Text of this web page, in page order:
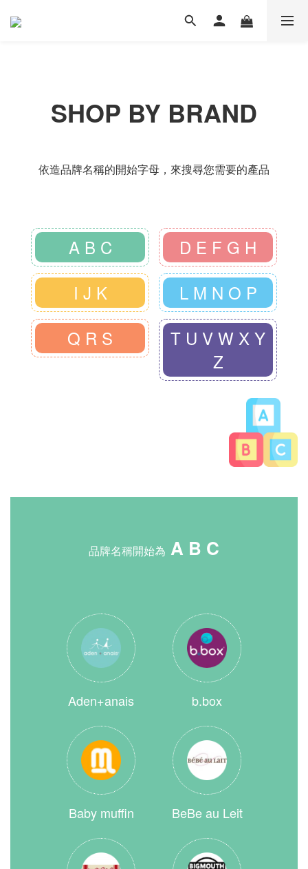
SHOP BY BRAND
依造品牌名稱的開始字母，來搜尋您需要的產品
A B C
D E F G H
I J K
L M N O P
Q R S
T U V W X Y
Z
品牌名稱開始為 A B C
Aden+anais b.box
Baby muffin BeBe au Leit